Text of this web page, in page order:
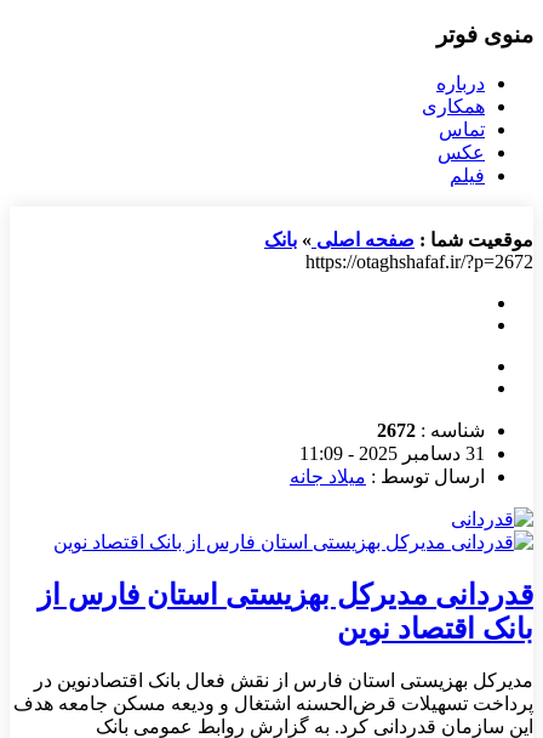
منوی فوتر
درباره
همکاری
تماس
عکس
فیلم
موقعیت شما : صفحه اصلی » بانک
https://otaghshafaf.ir/?p=2672
شناسه : 2672
31 دسامبر 2025 - 11:09
ارسال توسط : میلاد جانه
قدردانی مدیرکل بهزیستی استان فارس از
بانک اقتصاد نوین
مدیرکل بهزیستی استان فارس از نقش فعال بانک اقتصادنوین در
پرداخت تسهیلات قرض‌الحسنه اشتغال و ودیعه مسکن جامعه هدف
این سازمان قدردانی کرد. به گزارش روابط عمومی بانک